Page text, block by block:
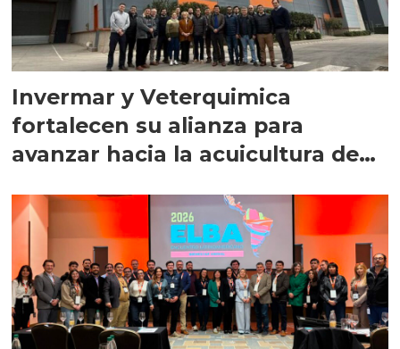
Invermar y Veterquimica
fortalecen su alianza para
avanzar hacia la acuicultura de